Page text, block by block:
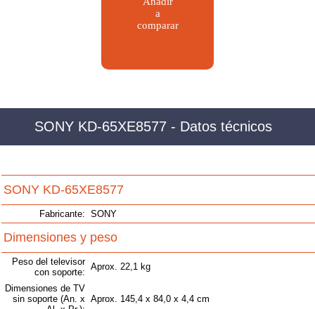
a
comparar
SONY KD-65XE8577 - Datos técnicos
SONY KD-65XE8577
Fabricante: SONY
Dimensiones y peso
Peso del televisor
con soporte:
Aprox. 22,1 kg
Dimensiones de TV
sin soporte (An. x Aprox. 145,4 x 84,0 x 4,4 cm